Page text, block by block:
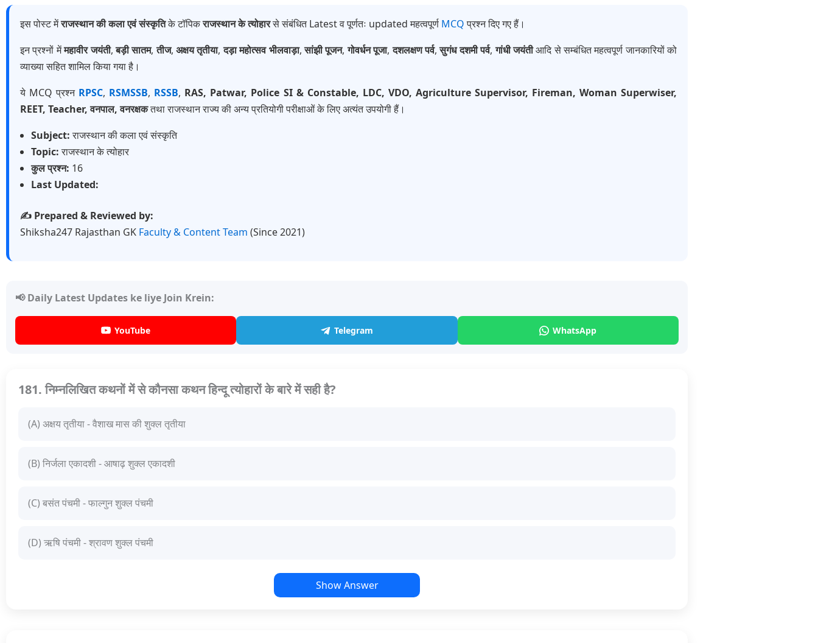
इस पोस्ट मेंराजस्थान की कला एवं संस्कृतिके टॉपिकराजस्थान के त्योहारसे संबंधित Latest व पूर्णतः updated महत्वपूर्ण MCQप्रश्न दिए गए हैं।
इन प्रश्नों मेंमहावीर जयंती,बड़ी सातम,तीज,अक्षय तृतीया,दड़ा महोत्सव भीलवाड़ा,सांझी पूजन,गोवर्धन पूजा,दशलक्षण पर्व,सुगंध दशमी पर्व,गांधी जयंतीआदि से सम्बंधित महत्वपूर्ण जानकारियों को
व्याख्या सहित शामिल किया गया है।
ये MCQ प्रश्न RPSC, RSMSSB, RSSB, RAS, Patwar, Police SI & Constable, LDC, VDO, Agriculture Supervisor, Fireman, Woman Superwiser,
REET, Teacher, वनपाल, वनरक्षकतथा राजस्थान राज्य की अन्य प्रतियोगी परीक्षाओं के लिए अत्यंत उपयोगी हैं।
Subject:राजस्थान की कला एवं संस्कृति
Topic:राजस्थान के त्योहार
कुल प्रश्न: 16
Last Updated:
✍️ Prepared & Reviewed by:
Shiksha247 Rajasthan GK Faculty & Content Team (Since 2021)
📢 Daily Latest Updates ke liye Join Krein:
YouTube Telegram WhatsApp
181. निम्नलिखित कथनों में से कौनसा कथन हिन्दू त्योहारों के बारे में सही है?
(A) अक्षय तृतीया - वैशाख मास की शुक्ल तृतीया
(B) निर्जला एकादशी - आषाढ़ शुक्ल एकादशी
(C) बसंत पंचमी - फाल्गुन शुक्ल पंचमी
(D) ऋषि पंचमी - श्रावण शुक्ल पंचमी
Show Answer